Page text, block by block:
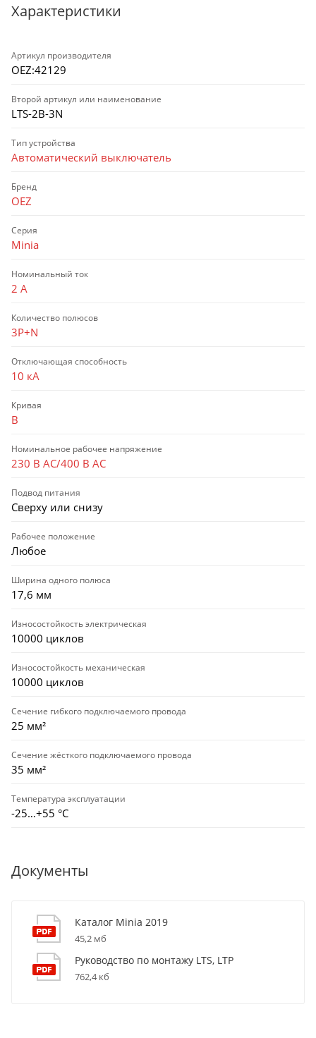
Характеристики
Артикул производителя
OEZ:42129
Второй артикул или наименование
LTS-2B-3N
Тип устройства
Автоматический выключатель
Бренд
OEZ
Серия
Minia
Номинальный ток
2 А
Количество полюсов
3P+N
Отключающая способность
10 кА
Кривая
B
Номинальное рабочее напряжение
230 В AC/400 В AC
Подвод питания
Сверху или снизу
Рабочее положение
Любое
Ширина одного полюса
17,6 мм
Износостойкость электрическая
10000 циклов
Износостойкость механическая
10000 циклов
Сечение гибкого подключаемого провода
25 мм²
Сечение жёсткого подключаемого провода
35 мм²
Температура эксплуатации
-25…+55 °С
Документы
Каталог Minia 2019
45,2 мб
Руководство по монтажу LTS, LTP
762,4 кб